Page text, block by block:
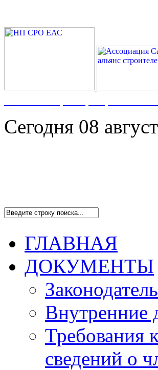
Сегодня 08
ГЛАВНАЯ
ДОКУМЕНТЫ
Внутренние
Требования
сведений о